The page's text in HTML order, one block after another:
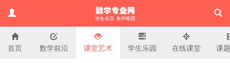
首页 数学前沿 课堂艺术 学生乐园 在线课堂 课